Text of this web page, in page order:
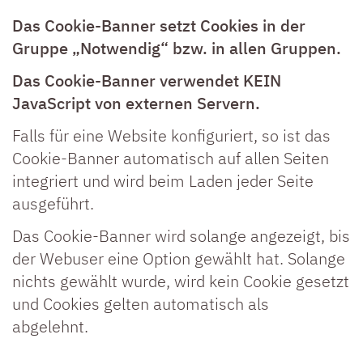
Das Cookie-Banner setzt Cookies in der
Gruppe „Notwendig“ bzw. in allen Gruppen.
Das Cookie-Banner verwendet KEIN
JavaScript von externen Servern.
Falls für eine Website konfiguriert, so ist das
Cookie-Banner automatisch auf allen Seiten
integriert und wird beim Laden jeder Seite
ausgeführt.
Das Cookie-Banner wird solange angezeigt, bis
der Webuser eine Option gewählt hat. Solange
nichts gewählt wurde, wird kein Cookie gesetzt
und Cookies gelten automatisch als
abgelehnt.